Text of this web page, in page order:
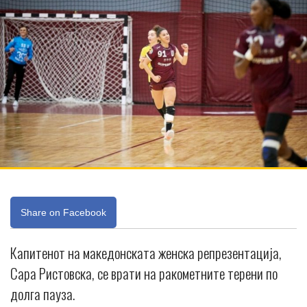
Share on Facebook
Капитенот на македонската женска репрезентација,
Сара Ристовска, се врати на ракометните терени по
долга пауза.